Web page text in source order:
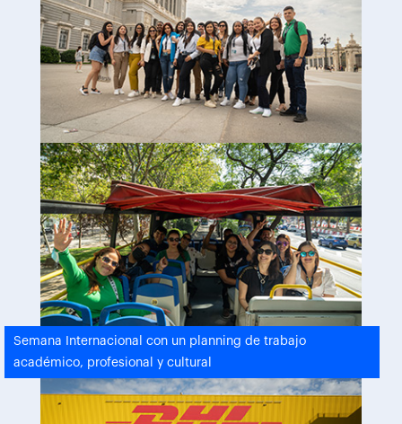
Semana Internacional con un planning de trabajo
académico, profesional y cultural